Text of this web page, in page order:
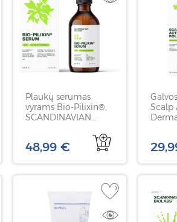
Plaukų serumas
vyrams Bio-Pilixin®,
SCANDINAVIAN
48,99 €
Scalp